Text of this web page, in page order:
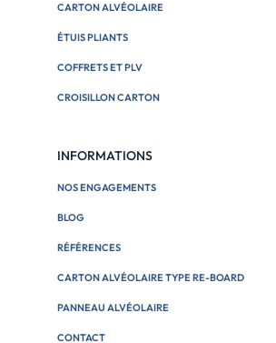
CARTON ALVÉOLAIRE
ÉTUIS PLIANTS
COFFRETS ET PLV
CROISILLON CARTON
INFORMATIONS
NOS ENGAGEMENTS
BLOG
RÉFÉRENCES
CARTON ALVÉOLAIRE TYPE RE-BOARD
PANNEAU ALVÉOLAIRE
CONTACT